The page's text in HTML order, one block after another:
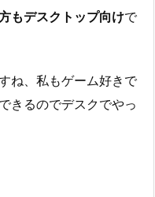
もデスクトップ向けで
ね、私もゲーム好きで
きるのでデスクでやっ